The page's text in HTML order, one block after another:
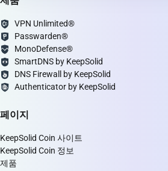
VPN Unlimited®
Passwarden®
MonoDefense®
SmartDNS by KeepSolid
DNS Firewall by KeepSolid
Authenticator by KeepSolid
페이지
KeepSolid Coin 사이트
KeepSolid Coin 정보
제품